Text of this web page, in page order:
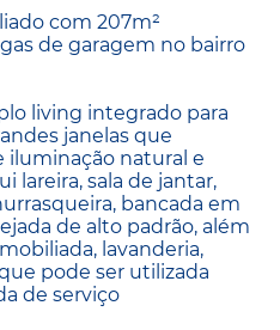
com 207m²
de garagem no bairro
living integrado para
janelas que
natural e
lareira, sala de jantar,
bancada em
de alto padrão, além
lavanderia,
pode ser utilizada
de serviço